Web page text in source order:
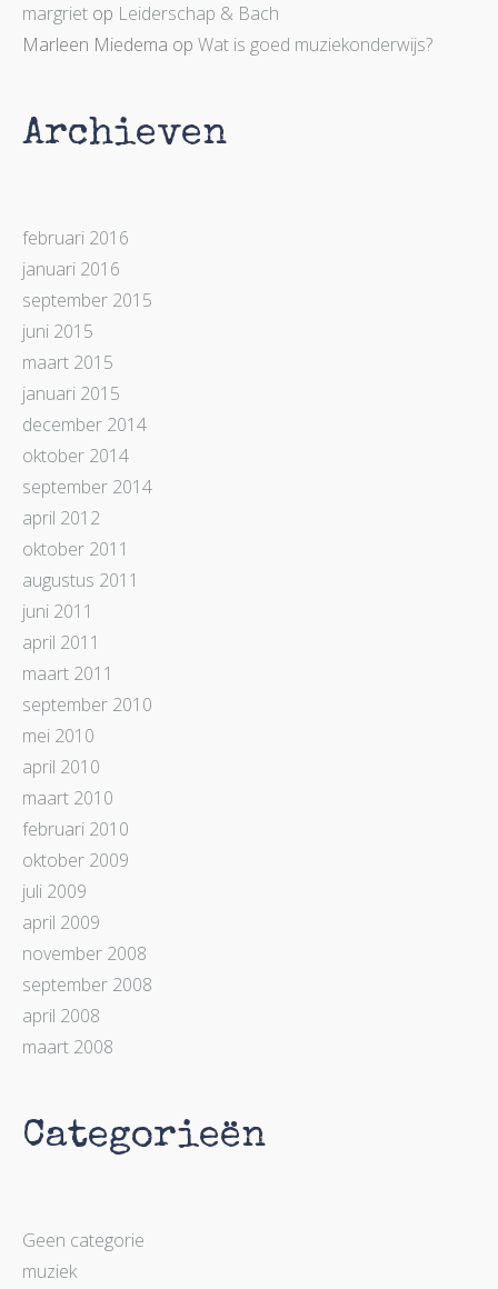
margriet op Leiderschap & Bach
Marleen Miedema op Wat is goed muziekonderwijs?
Archieven
februari 2016
januari 2016
september 2015
juni 2015
maart 2015
januari 2015
december 2014
oktober 2014
september 2014
april 2012
oktober 2011
augustus 2011
juni 2011
april 2011
maart 2011
september 2010
mei 2010
april 2010
maart 2010
februari 2010
oktober 2009
juli 2009
april 2009
november 2008
september 2008
april 2008
maart 2008
Categorieën
Geen categorie
muziek